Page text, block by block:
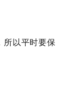
所以平时要保